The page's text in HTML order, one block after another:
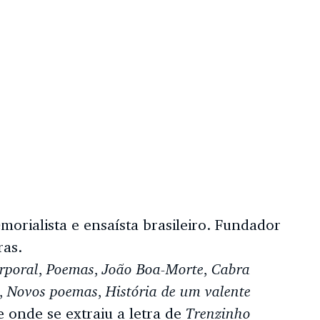
e ensaísta brasileiro. Fundador
, Poemas,João Boa-Morte, Cabra
Novos poemas, História de um valente
onde se extraiu a letra de Trenzinho